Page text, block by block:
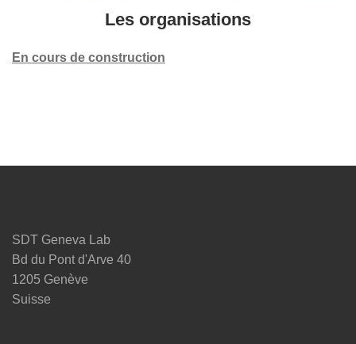
Les organisations
En cours de construction
SDT Geneva Lab
Bd du Pont d'Arve 40
1205 Genève
Suisse